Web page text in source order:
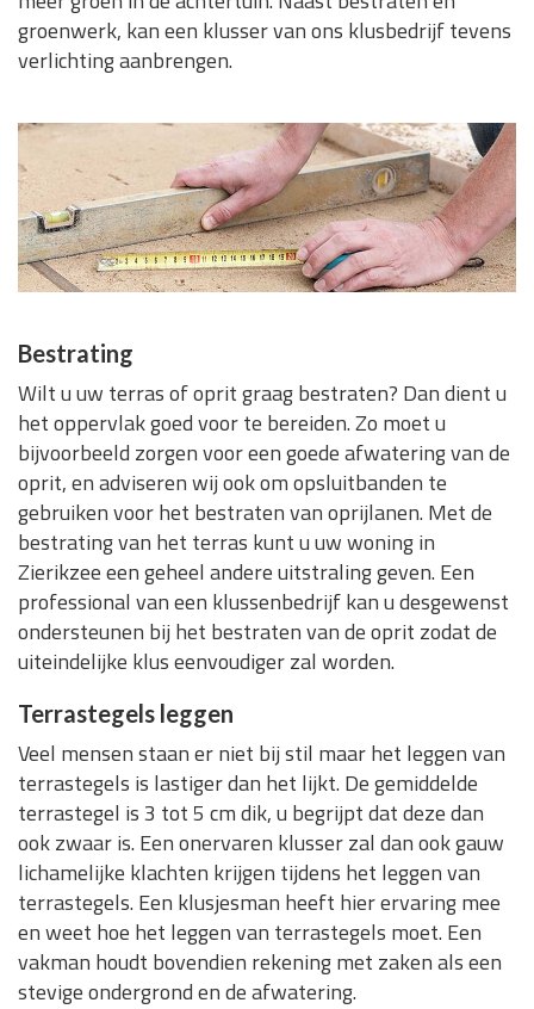
groenwerk, kan een klusser van ons klusbedrijf tevens
verlichting aanbrengen.
Bestrating
Wilt u uw terras of oprit graag bestraten? Dan dient u
het oppervlak goed voor te bereiden. Zo moet u
bijvoorbeeld zorgen voor een goede afwatering van de
oprit, en adviseren wij ook om opsluitbanden te
gebruiken voor het bestraten van oprijlanen. Met de
bestrating van het terras kunt u uw woning in
Zierikzee een geheel andere uitstraling geven. Een
professional van een klussenbedrijf kan u desgewenst
ondersteunen bij het bestraten van de oprit zodat de
uiteindelijke klus eenvoudiger zal worden.
Terrastegels leggen
Veel mensen staan er niet bij stil maar het leggen van
terrastegels is lastiger dan het lijkt. De gemiddelde
terrastegel is 3 tot 5 cm dik, u begrijpt dat deze dan
ook zwaar is. Een onervaren klusser zal dan ook gauw
lichamelijke klachten krijgen tijdens het leggen van
terrastegels. Een klusjesman heeft hier ervaring mee
en weet hoe het leggen van terrastegels moet. Een
vakman houdt bovendien rekening met zaken als een
stevige ondergrond en de afwatering.